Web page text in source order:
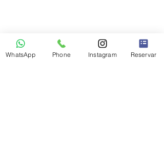
WhatsApp Phone Instagram Reservar